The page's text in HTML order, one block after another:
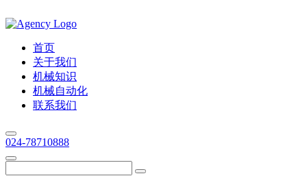
首页
关于我们
机械知识
机械自动化
联系我们
024-78710888